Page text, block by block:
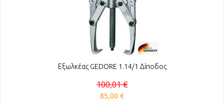
Εξωλκέας GEDORE 1.14/1 Δίποδος
100,01 €
85,00 €